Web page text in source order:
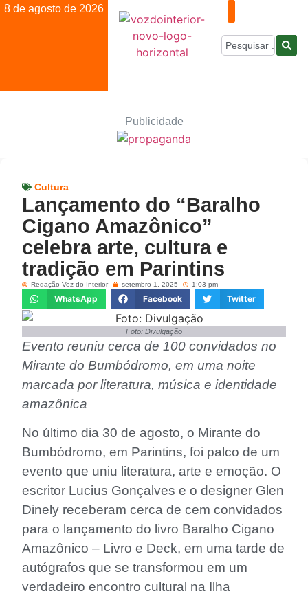
8 de agosto de 2026
Publicidade
Cultura
Lançamento do “Baralho
Cigano Amazônico”
celebra arte, cultura e
tradição em Parintins
Redação Voz do Interior setembro 1, 2025 1:03 pm
WhatsApp Facebook Twitter
Foto: Divulgação
Evento reuniu cerca de 100 convidados no
Mirante do Bumbódromo, em uma noite
marcada por literatura, música e identidade
amazônica
No último dia 30 de agosto, o Mirante do
Bumbódromo, em Parintins, foi palco de um
evento que uniu literatura, arte e emoção. O
escritor Lucius Gonçalves e o designer Glen
Dinely receberam cerca de cem convidados
para o lançamento do livro Baralho Cigano
Amazônico – Livro e Deck, em uma tarde de
autógrafos que se transformou em um
verdadeiro encontro cultural na Ilha